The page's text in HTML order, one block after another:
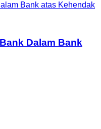
Bank atas Kehendak
Dalam Bank